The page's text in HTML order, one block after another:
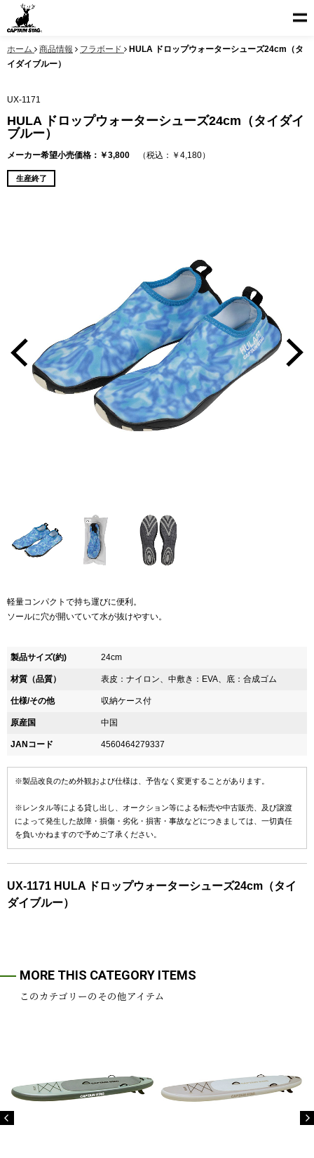
ホーム 商品情報 フラボード
HULA ドロップウォーターシューズ24cm（タ
イダイブルー）
UX-1171
HULA ドロップウォーターシューズ24cm（タイダイ
ブルー）
メーカー希望小売価格：￥3,800 （税込：￥4,180）
生産終了
軽量コンパクトで持ち運びに便利。
ソールに穴が開いていて水が抜けやすい。
製品サイズ(約) 24cm
材質（品質） 表皮：ナイロン、中敷き：EVA、底：合成ゴム
仕様/その他 収納ケース付
原産国 中国
JANコード 4560464279337
※製品改良のため外観および仕様は、予告なく変更することがあります。
※レンタル等による貸し出し、オークション等による転売や中古販売、及び譲渡
によって発生した故障・損傷・劣化・損害・事故などにつきましては、一切責任
を負いかねますので予めご了承ください。
UX-1171 HULA ドロップウォーターシューズ24cm（タイ
ダイブルー）
MORE THIS CATEGORY ITEMS
このカテゴリーのその他アイテム